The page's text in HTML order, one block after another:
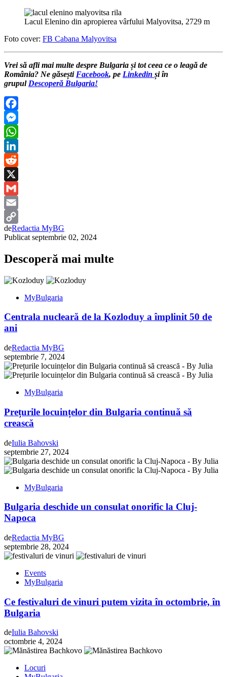
Lacul Elenino din apropierea vârfului Malyovitsa, 2729 m
Foto cover: FB Cabana Malyovitsa
Vrei să afli mai multe despre Bulgaria și tot ceea ce o leagă de
România? Ne găsești Facebook, pe Linkedin și în
grupul Descoperă Bulgaria!
Facebook
Messenger
WhatsApp
LinkedIn
Reddit
X
Gmail
Email
Copy
deRedactia MyBG
Publicat septembrie 02, 2024
Descoperă mai multe
MyBulgaria
Centrala nucleară de la Kozloduy a împlinit 50 de
ani
deRedactia MyBG
septembrie 7, 2024
MyBulgaria
Prețurile locuințelor din Bulgaria continuă să
crească
deIulia Bahovski
septembrie 27, 2024
MyBulgaria
Bulgaria deschide un consulat onorific la Cluj-
Napoca
deRedactia MyBG
septembrie 28, 2024
Events
MyBulgaria
Ce festivaluri de vinuri putem vizita în octombrie, în
Bulgaria
deIulia Bahovski
octombrie 4, 2024
Locuri